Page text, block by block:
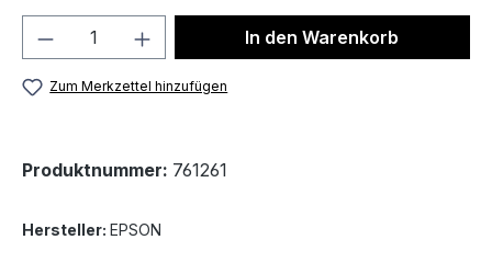
Produkt Anzahl: Gib denIn den Warenkorb
Zum Merkzettel hinzufügen
Produktnummer: 761261
Hersteller: EPSON